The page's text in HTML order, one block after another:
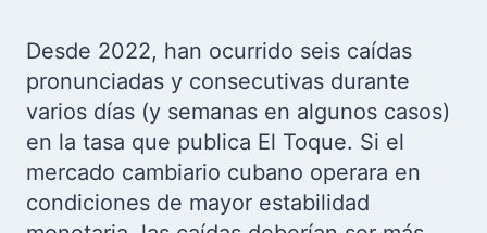
Desde 2022, han ocurrido seis caídas
pronunciadas y consecutivas durante
varios días (y semanas en algunos casos)
en la tasa que publica El Toque. Si el
mercado cambiario cubano operara en
condiciones de mayor estabilidad